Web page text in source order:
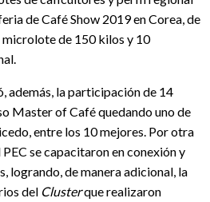
de Café Show 2019 en Corea, de
de 150 kilos y 10
además, la participación de 14
Master of Café quedando uno de
entre los 10 mejores. Por otra
se capacitaron en conexión y
logrando, de manera adicional, la
del Clusterque realizaron